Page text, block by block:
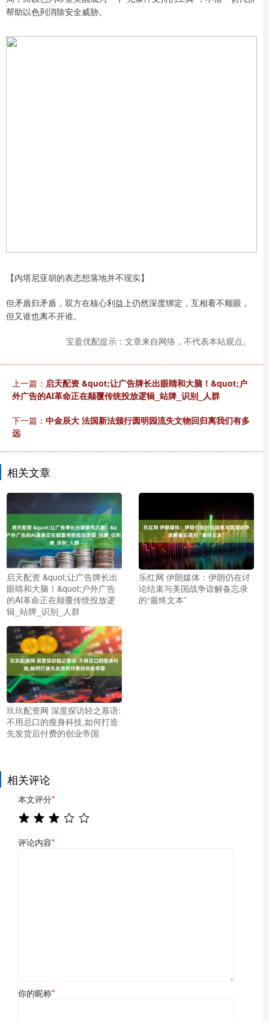
帮助以色列消除安全威胁。
【内塔尼亚胡的表态想落地并不现实】
但矛盾归矛盾，双方在核心利益上仍然深度绑定，互相看不顺眼，
但又谁也离不开谁。
宝盈优配提示：文章来自网络，不代表本站观点。
上一篇： 启天配资 &quot;让广告牌长出眼睛和大脑！&quot;户
外广告的AI革命正在颠覆传统投放逻辑_站牌_识别_人群
下一篇： 中金辰大 法国新法颁行圆明园流失文物回归离我们有多
远
相关文章
启天配资 &quot;让广告牌长出
眼睛和大脑！&quot;户外广告
的AI革命正在颠覆传统投放逻
辑_站牌_识别_人群
乐红网 伊朗媒体：伊朗仍在讨
论结束与美国战争谅解备忘录
的“最终文本”
玖玖配资网 深度探访轻之慕语:
不用忌口的瘦身科技,如何打造
先发货后付费的创业帝国
相关评论
本文评分*
评论内容*
你的昵称*